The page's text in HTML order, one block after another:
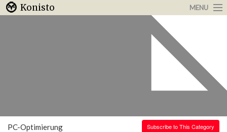
Konisto MENU
PC-Optimierung Subscribe to This Category